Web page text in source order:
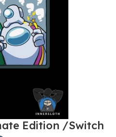
Edition /Switch